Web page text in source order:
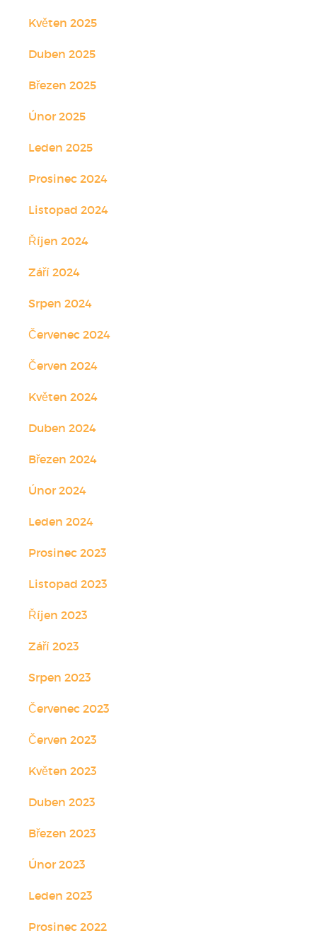
Květen 2025
Duben 2025
Březen 2025
Únor 2025
Leden 2025
Prosinec 2024
Listopad 2024
Říjen 2024
Září 2024
Srpen 2024
Červenec 2024
Červen 2024
Květen 2024
Duben 2024
Březen 2024
Únor 2024
Leden 2024
Prosinec 2023
Listopad 2023
Říjen 2023
Září 2023
Srpen 2023
Červenec 2023
Červen 2023
Květen 2023
Duben 2023
Březen 2023
Únor 2023
Leden 2023
Prosinec 2022